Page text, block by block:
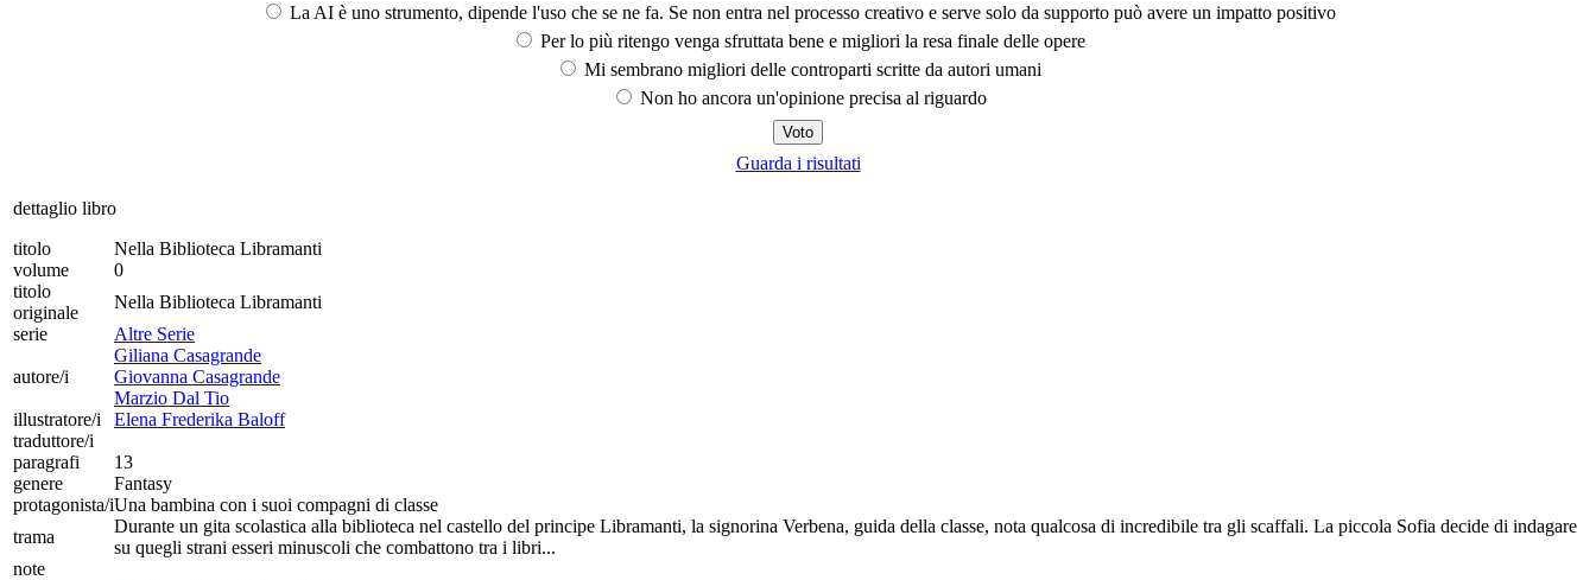
La AI è uno strumento, dipende l'uso che se ne fa. Se non entra nel processo creativo e serve solo da supporto può avere un impatto positivo
Per lo più ritengo venga sfruttata bene e migliori la resa finale delle opere
Mi sembrano migliori delle controparti scritte da autori umani
Non ho ancora un'opinione precisa al riguardo
Guarda i risultati
dettaglio libro
titolo
Nella Biblioteca Libramanti
volume
0
titolo
originale
Nella Biblioteca Libramanti
serie
Altre Serie
autore/i
Giliana Casagrande
Giovanna Casagrande
Marzio Dal Tio
illustratore/i
Elena Frederika Baloff
traduttore/i
paragrafi
13
genere
Fantasy
protagonista/iUna bambina con i suoi compagni di classe
trama
Durante un gita scolastica alla biblioteca nel castello del principe Libramanti, la signorina Verbena, guida della classe, nota qualcosa di incredibile tra gli scaffali. La piccola Sofia decide di indagare
su quegli strani esseri minuscoli che combattono tra i libri...
note